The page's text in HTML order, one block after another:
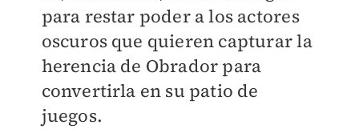
para restar poder a los actores
oscuros que quieren capturar la
herencia de Obrador para
convertirla en su patio de
juegos.